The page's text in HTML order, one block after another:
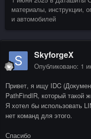
материалы, инструкции,
и автомобилей
SkyforgeX
Опубликовано: 1
Привет, я ищу IDC
PathFindIR, который такой
Я хотел бы использовать
нет команд для этого.
Спасибо